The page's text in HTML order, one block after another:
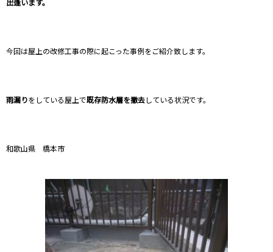
出逢います。
今回は屋上の改修工事の際に起こった事例をご紹介致します。
雨漏りをしている屋上で既存防水層を撤去している状況です。
和歌山県 橋本市